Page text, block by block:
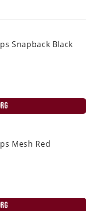
Snapback Black
Mesh Red